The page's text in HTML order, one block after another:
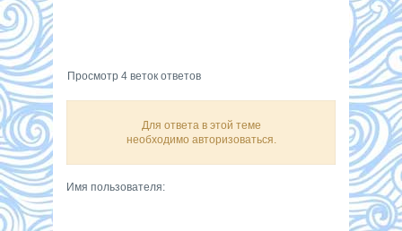
Просмотр 4 веток ответов
Для ответа в этой теме
необходимо авторизоваться.
Имя пользователя: